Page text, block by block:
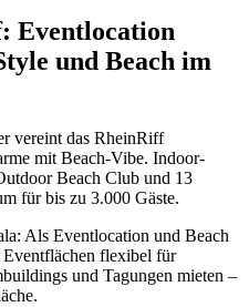
Eventlocation
und Beach im
vereint das RheinRiff
mit Beach-Vibe. Indoor-
Beach Club und 13
für bis zu 3.000 Gäste.
Als Eventlocation und Beach
flexibel für
und Tagungen mieten –